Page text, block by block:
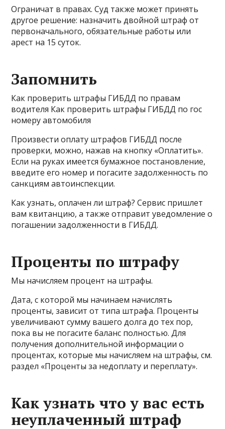
Ограничат в правах. Суд также может принять
другое решение: назначить двойной штраф от
первоначального, обязательные работы или
арест на 15 суток.
Запомнить
Как проверить штрафы ГИБДД по правам
водителя Как проверить штрафы ГИБДД по гос
номеру автомобиля
Произвести оплату штрафов ГИБДД после
проверки, можно, нажав на кнопку «Оплатить».
Если на руках имеется бумажное постановление,
введите его номер и погасите задолженность по
санкциям автоинспекции.
Как узнать, оплачен ли штраф? Сервис пришлет
вам квитанцию, а также отправит уведомление о
погашении задолженности в ГИБДД.
Проценты по штрафу
Мы начисляем процент на штрафы.
Дата, с которой мы начинаем начислять
проценты, зависит от типа штрафа. Проценты
увеличивают сумму вашего долга до тех пор,
пока вы не погасите баланс полностью. Для
получения дополнительной информации о
процентах, которые мы начисляем на штрафы, см.
раздел «Проценты за недоплату и переплату».
Как узнать что у вас есть
неуплаченный штраф